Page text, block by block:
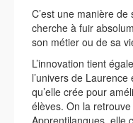
C’est une manière
cherche à fuir
son métier ou de sa
L’innovation tient
l’univers de
qu’elle crée pour
élèves. On la
Apprentilangues, elle